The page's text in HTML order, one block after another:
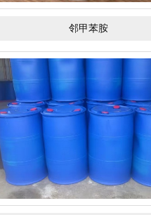
邻甲苯胺